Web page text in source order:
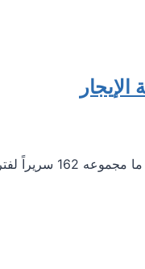
أبدت أربعة فنادق في